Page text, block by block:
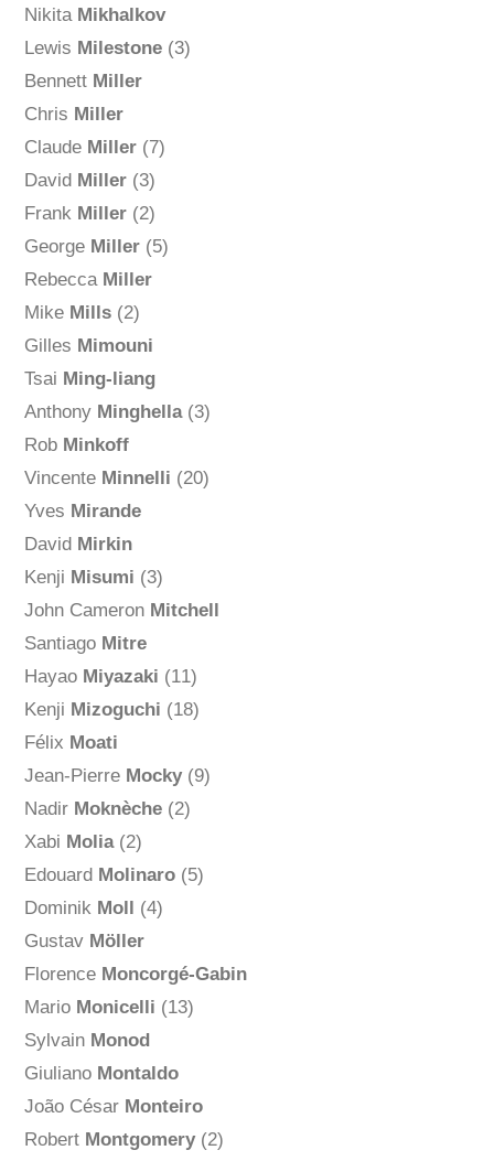
Nikita Mikhalkov
Lewis Milestone(3)
Bennett Miller
Chris Miller
Claude Miller(7)
David Miller(3)
Frank Miller(2)
George Miller(5)
Rebecca Miller
Mike Mills(2)
Gilles Mimouni
Tsai Ming-liang
Anthony Minghella(3)
Rob Minkoff
Vincente Minnelli (20)
Yves Mirande
David Mirkin
Kenji Misumi (3)
John Cameron Mitchell
Santiago Mitre
Hayao Miyazaki (11)
Kenji Mizoguchi (18)
Félix Moati
Jean-Pierre Mocky(9)
Nadir Moknèche(2)
Xabi Molia(2)
Edouard Molinaro(5)
Dominik Moll (4)
Gustav Möller
Florence Moncorgé-Gabin
Mario Monicelli (13)
Sylvain Monod
Giuliano Montaldo
João César Monteiro
Robert Montgomery(2)